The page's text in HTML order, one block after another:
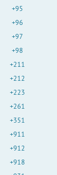
+95
+96
+97
+98
+211
+212
+223
+261
+351
+911
+912
+918